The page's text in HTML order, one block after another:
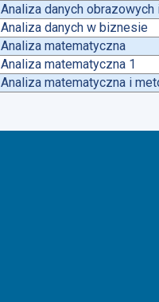
Analiza danych
Analiza danych w biznesie
Analiza matematyczna
Analiza matematyczna 1
Analiza matematyczna i